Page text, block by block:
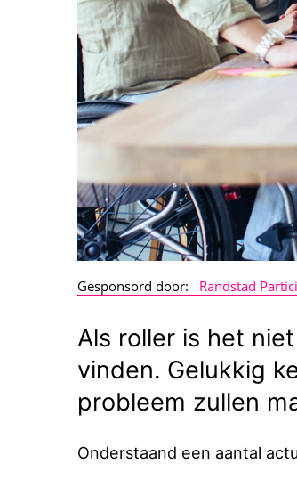
Gesponsord door: Randstad
Als roller is het
vinden. Gelukkig
probleem zullen
Onderstaand een aantal